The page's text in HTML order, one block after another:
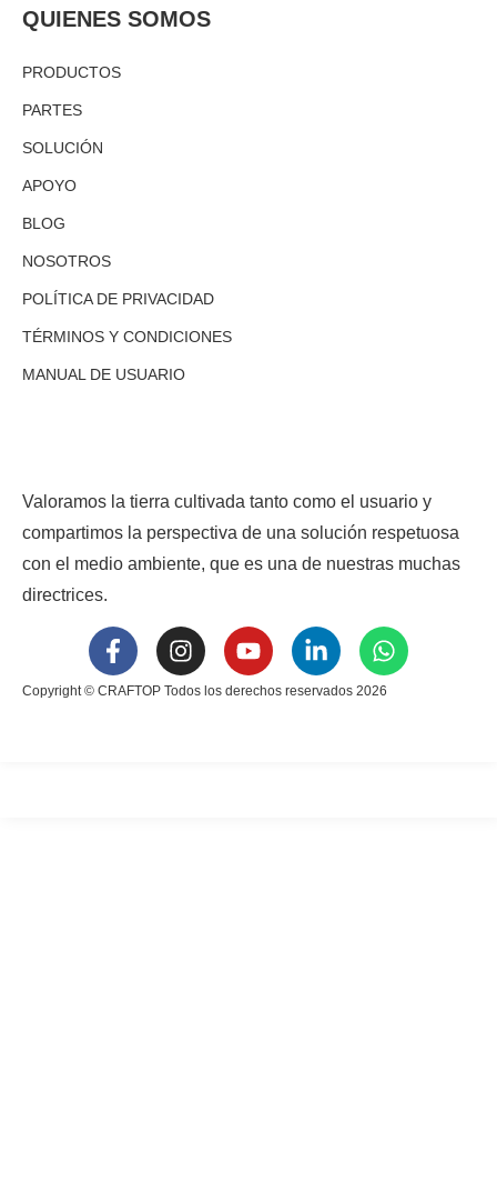
Valoramos la tierra cultivada tanto como el usuario y
compartimos la perspectiva de una solución respetuosa
con el medio ambiente, que es una de nuestras muchas
directrices.
Copyright © CRAFTOP Todos los derechos reservados 2026
QUIENES SOMOS
PRODUCTOS
PARTES
SOLUCIÓN
APOYO
BLOG
NOSOTROS
POLÍTICA DE PRIVACIDAD
TÉRMINOS Y CONDICIONES
MANUAL DE USUARIO